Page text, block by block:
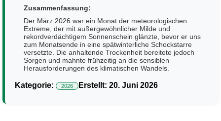
Zusammenfassung:
Der März 2026 war ein Monat der meteorologischen
Extreme, der mit außergewöhnlicher Milde und
rekordverdächtigem Sonnenschein glänzte, bevor er uns
zum Monatsende in eine spätwinterliche Schockstarre
versetzte. Die anhaltende Trockenheit bereitete jedoch
Sorgen und mahnte frühzeitig an die sensiblen
Herausforderungen des klimatischen Wandels.
Kategorie: 2026 Erstellt: 20. Juni 2026